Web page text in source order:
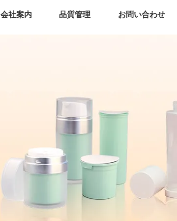
会社案内 品質管理 お問い合わせ